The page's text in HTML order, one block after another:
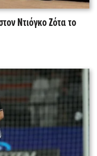
Ντιόγκο Ζότα το